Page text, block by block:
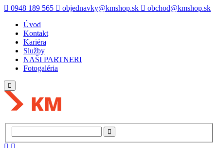
0948 189 565 objednavky@kmshop.sk
obchod@kmshop.sk
Úvod
Kontakt
Kariéra
Služby
NAŠI PARTNERI
Fotogaléria